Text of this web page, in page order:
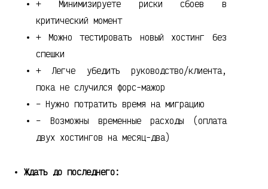
+ Минимизируете риски сбоев в
критический момент
+ Можно тестировать новый хостинг без
спешки
+ Легче убедить руководство/клиента,
пока не случился форс-мажор
– Нужно потратить время на миграцию
– Возможны временные расходы (оплата
двух хостингов на месяц-два)
Ждать до последнего: